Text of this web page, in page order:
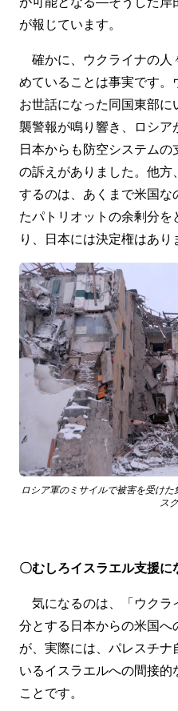
が報じています。
確かに、ウクライナの人
めていることは事実です
お世話になった同国東部
襲警報が鳴り響き、ロシア
日本からも防空システム
の訴えがありました。他
するのは、あくまで米国
たパトリオットの余剰分
り、日本には決定権はあり
ロシア軍のミサイルで被害を受け
ス
〇むしろイスラエル支援に
気になるのは、「ウクラ
分とする日本からの米国
が、実際には、パレスチ
いるイスラエルへの間接的
ことです。